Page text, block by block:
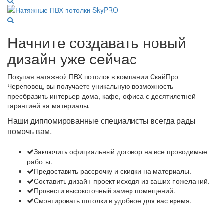
Начните создавать новый
дизайн уже сейчас
Покупая натяжной ПВХ потолок в компании СкайПро
Череповец, вы получаете уникальную возможность
преобразить интерьер дома, кафе, офиса с десятилетней
гарантией на материалы.
Наши дипломированные специалисты всегда рады
помочь вам.
Заключить официальный договор на все проводимые
работы.
Предоставить рассрочку и скидки на материалы.
Составить дизайн-проект исходя из ваших пожеланий.
Провести высокоточный замер помещений.
Смонтировать потолки в удобное для вас время.